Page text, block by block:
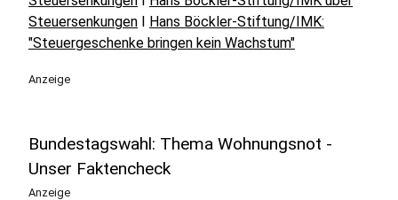
Steuersenkungen I Hans Böckler-Stiftung/IMK:
"Steuergeschenke bringen kein Wachstum"
Anzeige
Bundestagswahl: Thema Wohnungsnot -
Unser Faktencheck
Anzeige